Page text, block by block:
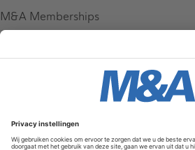
M&A Memberships
Service & Contact